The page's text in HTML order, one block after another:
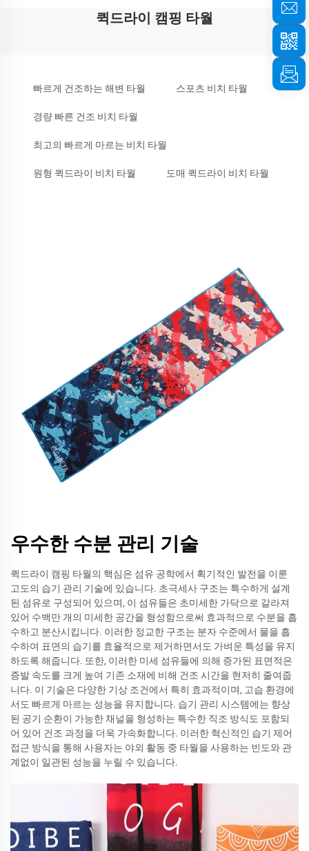
퀵드라이 캠핑 타월
빠르게 건조하는 해변 타월 스포츠 비치 타월
경량 빠른 건조 비치 타월
최고의 빠르게 마르는 비치 타월
원형 퀵드라이 비치 타월 도매 퀵드라이 비치 타월
우수한 수분 관리 기술
퀵드라이 캠핑 타월의 핵심은 섬유 공학에서 획기적인 발전을 이룬
고도의 습기 관리 기술에 있습니다. 초극세사 구조는 특수하게 설계
된 섬유로 구성되어 있으며, 이 섬유들은 초미세한 가닥으로 갈라져
있어 수백만 개의 미세한 공간을 형성함으로써 효과적으로 수분을 흡
수하고 분산시킵니다. 이러한 정교한 구조는 분자 수준에서 물을 흡
수하여 표면의 습기를 효율적으로 제거하면서도 가벼운 특성을 유지
하도록 해줍니다. 또한, 이러한 미세 섬유들에 의해 증가된 표면적은
증발 속도를 크게 높여 기존 소재에 비해 건조 시간을 현저히 줄여줍
니다. 이 기술은 다양한 기상 조건에서 특히 효과적이며, 고습 환경에
서도 빠르게 마르는 성능을 유지합니다. 습기 관리 시스템에는 향상
된 공기 순환이 가능한 채널을 형성하는 특수한 직조 방식도 포함되
어 있어 건조 과정을 더욱 가속화합니다. 이러한 혁신적인 습기 제어
접근 방식을 통해 사용자는 야외 활동 중 타월을 사용하는 빈도와 관
계없이 일관된 성능을 누릴 수 있습니다.